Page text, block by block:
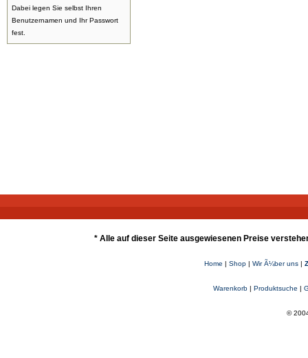
Dabei legen Sie selbst Ihren
Benutzernamen und Ihr Passwort
fest.
* Alle auf dieser Seite ausgewiesenen Preise
Home | Shop| Wir Ã¼ber uns|
Warenkorb| Produktsuche |
©